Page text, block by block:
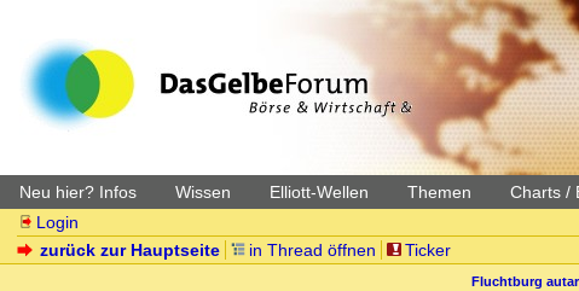
Neu hier? Infos Wissen Elliott-Wellen Themen Charts /
Login
zurück zur Hauptseite
in Thread öffnen Ticker
Fluchtburg